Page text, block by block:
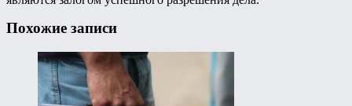
Похожие записи